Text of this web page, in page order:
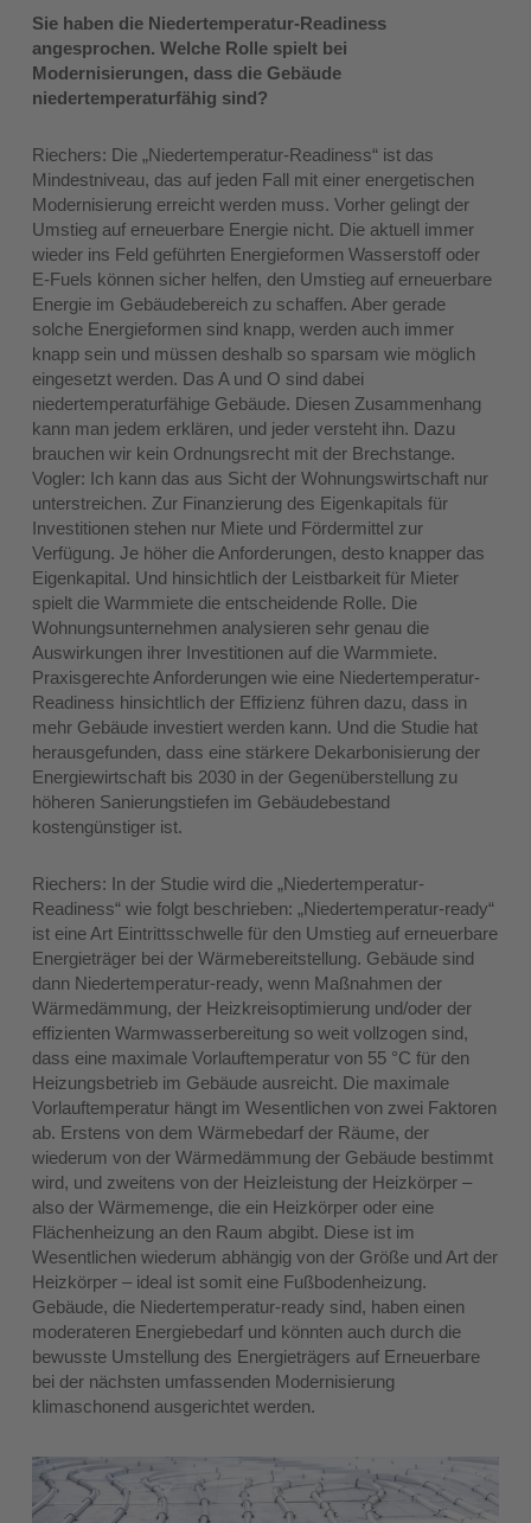
Sie haben die Niedertemperatur-Readiness
angesprochen. Welche Rolle spielt bei
Modernisierungen, dass die Gebäude
niedertemperaturfähig sind?
Riechers: Die „Niedertemperatur-Readiness“ ist das
Mindestniveau, das auf jeden Fall mit einer energetischen
Modernisierung erreicht werden muss. Vorher gelingt der
Umstieg auf erneuerbare Energie nicht. Die aktuell immer
wieder ins Feld geführten Energieformen Wasserstoff oder
E‑Fuels können sicher helfen, den Umstieg auf erneuerbare
Energie im Gebäudebereich zu schaffen. Aber gerade
solche Energieformen sind knapp, werden auch immer
knapp sein und müssen deshalb so sparsam wie möglich
eingesetzt werden. Das A und O sind dabei
niedertemperaturfähige Gebäude. Diesen Zusammenhang
kann man jedem erklären, und jeder versteht ihn. Dazu
brauchen wir kein Ordnungsrecht mit der Brechstange.
Vogler: Ich kann das aus Sicht der Wohnungswirtschaft nur
unterstreichen. Zur Finanzierung des Eigenkapitals für
Investitionen stehen nur Miete und Fördermittel zur
Verfügung. Je höher die Anforderungen, desto knapper das
Eigenkapital. Und hinsichtlich der Leistbarkeit für Mieter
spielt die Warmmiete die entscheidende Rolle. Die
Wohnungsunternehmen analysieren sehr genau die
Auswirkungen ihrer Investitionen auf die Warmmiete.
Praxisgerechte Anforderungen wie eine Niedertemperatur-
Readiness hinsichtlich der Effizienz führen dazu, dass in
mehr Gebäude investiert werden kann. Und die Studie hat
herausgefunden, dass eine stärkere Dekarbonisierung der
Energiewirtschaft bis 2030 in der Gegenüberstellung zu
höheren Sanierungstiefen im Gebäudebestand
kostengünstiger ist.
Riechers: In der Studie wird die „Niedertemperatur-
Readiness“ wie folgt beschrieben: „Niedertemperatur-ready“
ist eine Art Eintrittsschwelle für den Umstieg auf erneuerbare
Energieträger bei der Wärmebereitstellung. Gebäude sind
dann Niedertemperatur-ready, wenn Maßnahmen der
Wärmedämmung, der Heizkreisoptimierung und/oder der
effizienten Warmwasserbereitung so weit vollzogen sind,
dass eine maximale Vorlauftemperatur von 55 °C für den
Heizungsbetrieb im Gebäude ausreicht. Die maximale
Vorlauftemperatur hängt im Wesentlichen von zwei Faktoren
ab. Erstens von dem Wärmebedarf der Räume, der
wiederum von der Wärmedämmung der Gebäude bestimmt
wird, und zweitens von der Heizleistung der Heizkörper –
also der Wärmemenge, die ein Heizkörper oder eine
Flächenheizung an den Raum abgibt. Diese ist im
Wesentlichen wiederum abhängig von der Größe und Art der
Heizkörper – ideal ist somit eine Fußbodenheizung.
Gebäude, die Niedertemperatur-ready sind, haben einen
moderateren Energiebedarf und könnten auch durch die
bewusste Umstellung des Energieträgers auf Erneuerbare
bei der nächsten umfassenden Modernisierung
klimaschonend ausgerichtet werden.